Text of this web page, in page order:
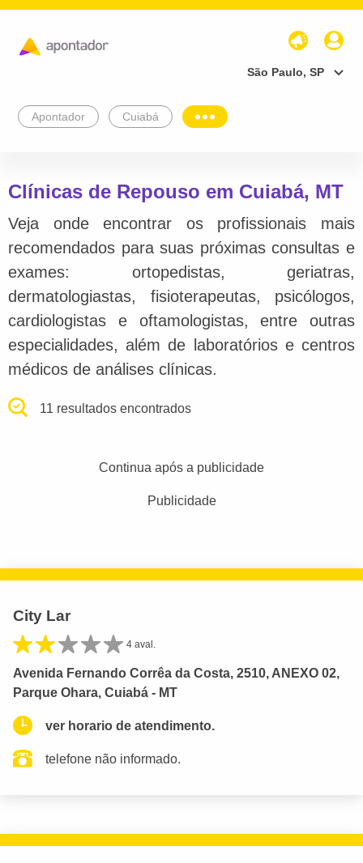
São Paulo, SP
Apontador Cuiabá
Clínicas de Repouso em Cuiabá, MT
Veja onde encontrar os profissionais mais
recomendados para suas próximas consultas e
exames: ortopedistas, geriatras,
dermatologiastas, fisioterapeutas, psicólogos,
cardiologistas e oftamologistas, entre outras
especialidades, além de laboratórios e centros
médicos de análises clínicas.
11 resultados encontrados
Continua após a publicidade
Publicidade
City Lar
4 aval.
Avenida Fernando Corrêa da Costa, 2510, ANEXO 02,
Parque Ohara, Cuiabá - MT
ver horario de atendimento.
telefone não informado.